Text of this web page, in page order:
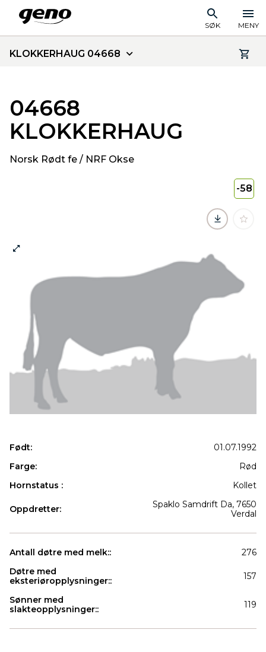
SØK MENY
KLOKKERHAUG 04668
04668
KLOKKERHAUG
Norsk Rødt fe / NRF Okse
-58
Født:
01.07.1992
Farge:
Rød
Hornstatus :
Kollet
Oppdretter:
Spaklo Samdrift Da, 7650
Verdal
Antall døtre med melk::
276
Døtre med
eksteriøropplysninger::
157
Sønner med
slakteopplysninger::
119